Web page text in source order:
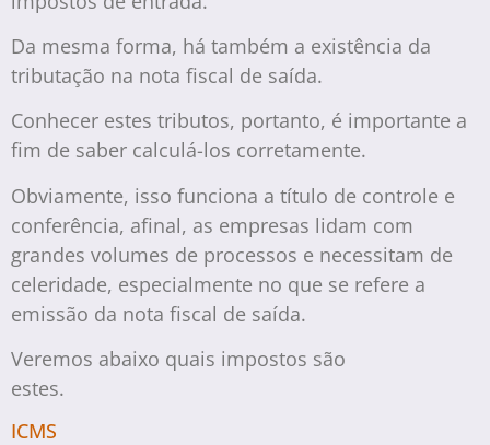
Da mesma forma, há também a existência da
tributação na nota fiscal de saída.
Conhecer estes tributos, portanto, é importante a
fim de saber calculá-los corretamente.
Obviamente, isso funciona a título de controle e
conferência, afinal, as empresas lidam com
grandes volumes de processos e necessitam de
celeridade, especialmente no que se refere a
emissão da nota fiscal de saída.
Veremos abaixo quais impostos são
estes.
ICMS